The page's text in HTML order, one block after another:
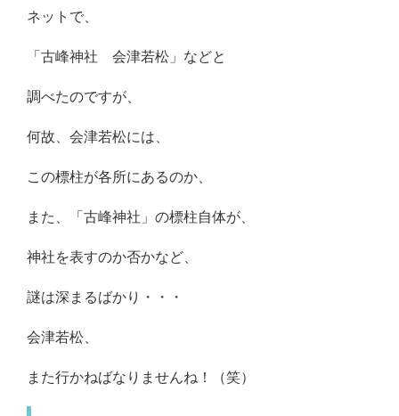
ネットで、
「古峰神社 会津若松」などと
調べたのですが、
何故、会津若松には、
この標柱が各所にあるのか、
また、「古峰神社」の標柱自体が、
神社を表すのか否かなど、
謎は深まるばかり・・・
会津若松、
また行かねばなりませんね！（笑）